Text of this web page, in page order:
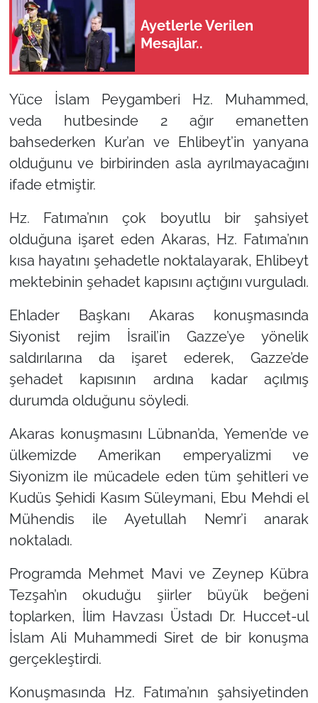
Ayetlerle Verilen
Mesajlar..
Yüce İslam Peygamberi Hz. Muhammed,
veda hutbesinde 2 ağır emanetten
bahsederken Kur’an ve Ehlibeyt’in yanyana
olduğunu ve birbirinden asla ayrılmayacağını
ifade etmiştir.
Hz. Fatıma’nın çok boyutlu bir şahsiyet
olduğuna işaret eden Akaras, Hz. Fatıma’nın
kısa hayatını şehadetle noktalayarak, Ehlibeyt
mektebinin şehadet kapısını açtığını vurguladı.
Ehlader Başkanı Akaras konuşmasında
Siyonist rejim İsrail’in Gazze’ye yönelik
saldırılarına da işaret ederek, Gazze’de
şehadet kapısının ardına kadar açılmış
durumda olduğunu söyledi.
Akaras konuşmasını Lübnan’da, Yemen’de ve
ülkemizde Amerikan emperyalizmi ve
Siyonizm ile mücadele eden tüm şehitleri ve
Kudüs Şehidi Kasım Süleymani, Ebu Mehdi el
Mühendis ile Ayetullah Nemr’i anarak
noktaladı.
Programda Mehmet Mavi ve Zeynep Kübra
Tezşah’ın okuduğu şiirler büyük beğeni
toplarken, İlim Havzası Üstadı Dr. Huccet-ul
İslam Ali Muhammedi Siret de bir konuşma
gerçekleştirdi.
Konuşmasında Hz. Fatıma’nın şahsiyetinden